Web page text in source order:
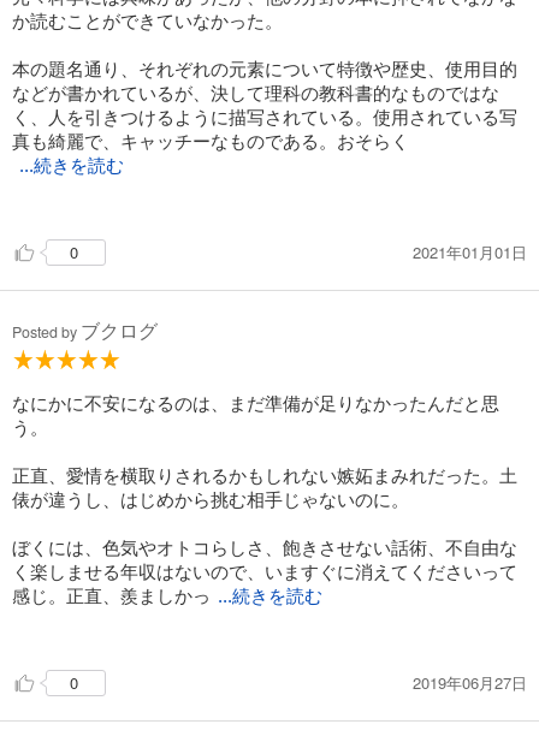
か読むことができていなかった。
本の題名通り、それぞれの元素について特徴や歴史、使用目的
などが書かれているが、決して理科の教科書的なものではな
く、人を引きつけるように描写されている。使用されている写
真も綺麗で、キャッチーなものである。おそらく
...続きを読む
の液体になる」「バナジウムは意外と身の回りにある」「実は
ダイヤモンドより硬い物質は存在する」ということを知らずに
図鑑に求められる「わかりやすいこと」「綺麗であること」
「知識欲を満たせること」がきちんとそろっている。すなわ
0 2021年01月01日
Posted by ブクログ
なにかに不安になるのは、まだ準備が足りなかったんだと思
う。
正直、愛情を横取りされるかもしれない嫉妬まみれだった。土
俵が違うし、はじめから挑む相手じゃないのに。
ぼくには、色気やオトコらしさ、飽きさせない話術、不自由な
く楽しませる年収はないので、いますぐに消えてくださいって
感じ。正直、羨ましかっ ...続きを読む
（失笑）
0 2019年06月27日